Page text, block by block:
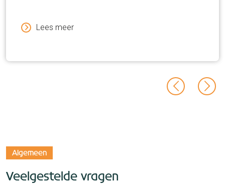
Lees meer
Algemeen
Veelgestelde vragen